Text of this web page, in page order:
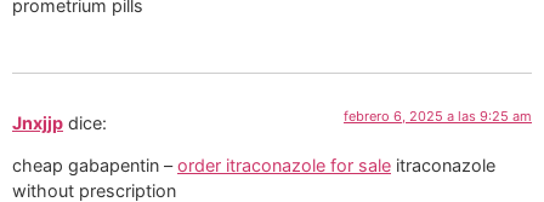
prometrium pills
Jnxjjp dice: febrero 6, 2025 a las 9:25 am
cheap gabapentin –order itraconazole for sale itraconazole
without prescription